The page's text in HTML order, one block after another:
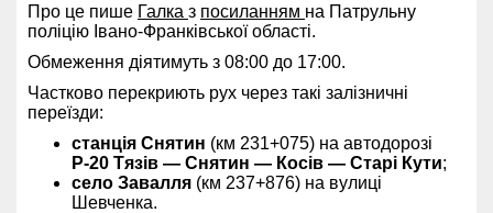
Про це пише Галка з посиланням на Патрульну
поліцію Івано-Франківської області.
Обмеження діятимуть з 08:00 до 17:00.
Частково перекриють рух через такі залізничні
переїзди:
станція Снятин (км 231+075) на автодорозі
Р-20 Тязів — Снятин — Косів — Старі Кути;
село Завалля (км 237+876) на вулиці
Шевченка.